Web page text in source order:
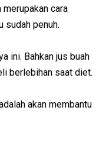
cara
sudah penuh.
ini. Bahkan jus buah
berlebihan saat diet.
akan membantu